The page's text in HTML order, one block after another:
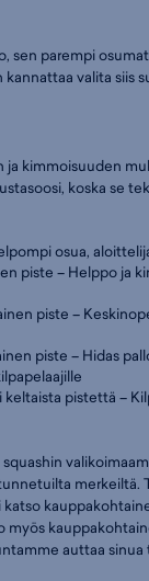
sen parempi
valita siis
ja kimmoisuuden
koska se
osua,
piste – Helppo ja
piste –
piste – Hidas
keltaista pistettä –
merkeiltä.
myös
auttaa sinua